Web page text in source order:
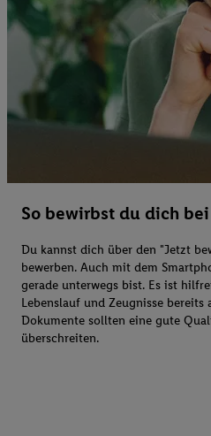
So bewirbst du dich
Du kannst dich über den "Jetzt
bewerben. Auch mit dem
gerade unterwegs bist. Es ist
Lebenslauf und Zeugnisse bereits
Dokumente sollten eine gute
überschreiten.